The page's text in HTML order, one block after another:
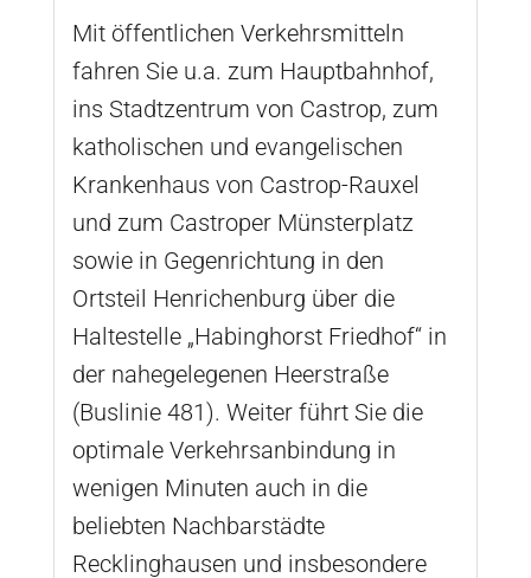
Mit öffentlichen Verkehrsmitteln
fahren Sie u.a. zum Hauptbahnhof,
ins Stadtzentrum von Castrop, zum
katholischen und evangelischen
Krankenhaus von Castrop-Rauxel
und zum Castroper Münsterplatz
sowie in Gegenrichtung in den
Ortsteil Henrichenburg über die
Haltestelle „Habinghorst Friedhof“ in
der nahegelegenen Heerstraße
(Buslinie 481). Weiter führt Sie die
optimale Verkehrsanbindung in
wenigen Minuten auch in die
beliebten Nachbarstädte
Recklinghausen und insbesondere